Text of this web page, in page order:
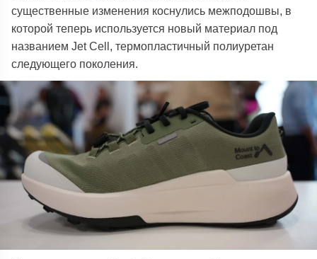
существенные изменения коснулись межподошвы, в
которой теперь используется новый материал под
названием Jet Cell, термопластичный полиуретан
следующего поколения.